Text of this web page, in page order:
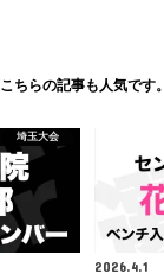
こちらの記事も人気です。
埼玉大会
2026.4.1